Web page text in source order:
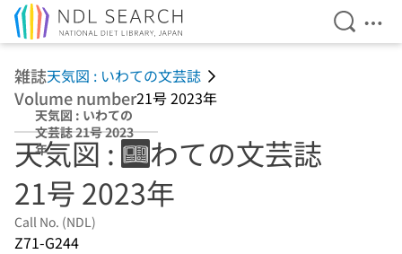
Open
雑誌天気図 : いわての文芸誌
Volume number21号 2023年
天気図 : いわての
文芸誌 21号 2023
年
天気図 : いわての文芸誌
21号 2023年
Call No. (NDL)
Z71-G244